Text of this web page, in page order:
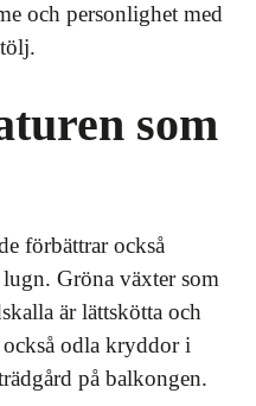
och personlighet med
som
förbättrar också
Gröna växter som
är lättskötta och
odla kryddor i
på balkongen.